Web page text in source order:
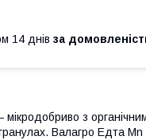
14 днів за
з
Валагро Едта Mn